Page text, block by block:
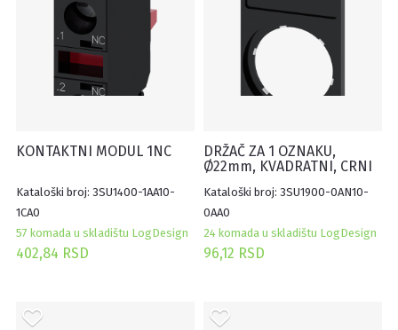
KONTAKTNI MODUL 1NC
Kataloški broj: 3SU1400-1AA10-
1CA0
57 komada u skladištu LogDesign
402,84 RSD
DRŽAČ ZA 1 OZNAKU,
Ø22mm, KVADRATNI, CRNI
(100KOM)
Kataloški broj: 3SU1900-0AN10-
0AA0
24 komada u skladištu LogDesign
96,12 RSD